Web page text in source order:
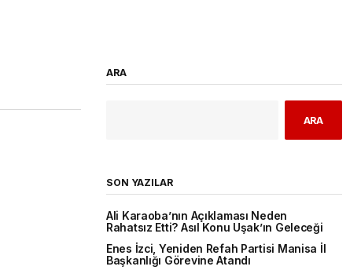
ARA
ARA
SON YAZILAR
Ali Karaoba’nın Açıklaması Neden
Rahatsız Etti? Asıl Konu Uşak’ın Geleceği
Enes İzci, Yeniden Refah Partisi Manisa İl
Başkanlığı Görevine Atandı